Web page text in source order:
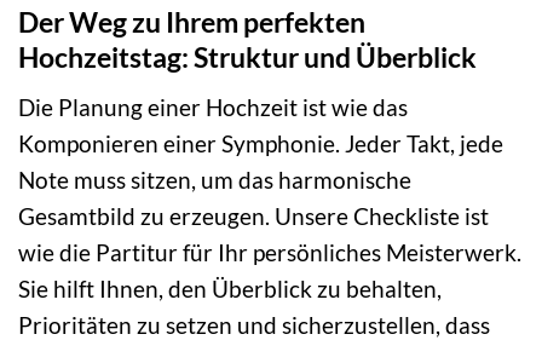
Der Weg zu Ihrem perfekten
Hochzeitstag: Struktur und Überblick
Die Planung einer Hochzeit ist wie das
Komponieren einer Symphonie. Jeder Takt, jede
Note muss sitzen, um das harmonische
Gesamtbild zu erzeugen. Unsere Checkliste ist
wie die Partitur für Ihr persönliches Meisterwerk.
Sie hilft Ihnen, den Überblick zu behalten,
Prioritäten zu setzen und sicherzustellen, dass